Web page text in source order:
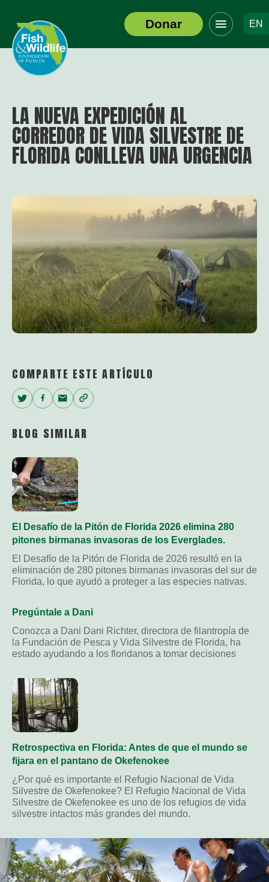
Logotipo
del
encabezado
Donar
Haga
clic
para
alternar
EN
LA NUEVA EXPEDICIÓN AL
CORREDOR DE VIDA SILVESTRE DE
FLORIDA CONLLEVA UNA URGENCIA
COMPARTE ESTE ARTÍCULO
Twitter
Facebook
EmailCopy
BLOG SIMILAR
El Desafío de la Pitón de Florida 2026 elimina 280
pitones birmanas invasoras de los Everglades.
El Desafío de la Pitón de Florida de 2026 resultó en la
eliminación de 280 pitones birmanas invasoras del sur de
Florida, lo que ayudó a proteger a las especies nativas.
Pregúntale a Dani
Conozca a Dani Dani Richter, directora de filantropía de
la Fundación de Pesca y Vida Silvestre de Florida, ha
estado ayudando a los floridanos a tomar decisiones
Retrospectiva en Florida: Antes de que el mundo se
fijara en el pantano de Okefenokee
¿Por qué es importante el Refugio Nacional de Vida
Silvestre de Okefenokee? El Refugio Nacional de Vida
Silvestre de Okefenokee es uno de los refugios de vida
silvestre intactos más grandes del mundo.